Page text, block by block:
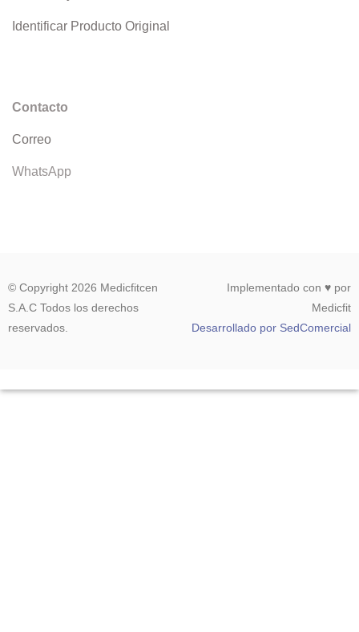
Identificar Producto Original
Contacto
Correo
WhatsApp
© Copyright 2026 Medicfitcen
S.A.C Todos los derechos
reservados.
Implementado con ♥ por
Medicfit
Desarrollado por SedComercial